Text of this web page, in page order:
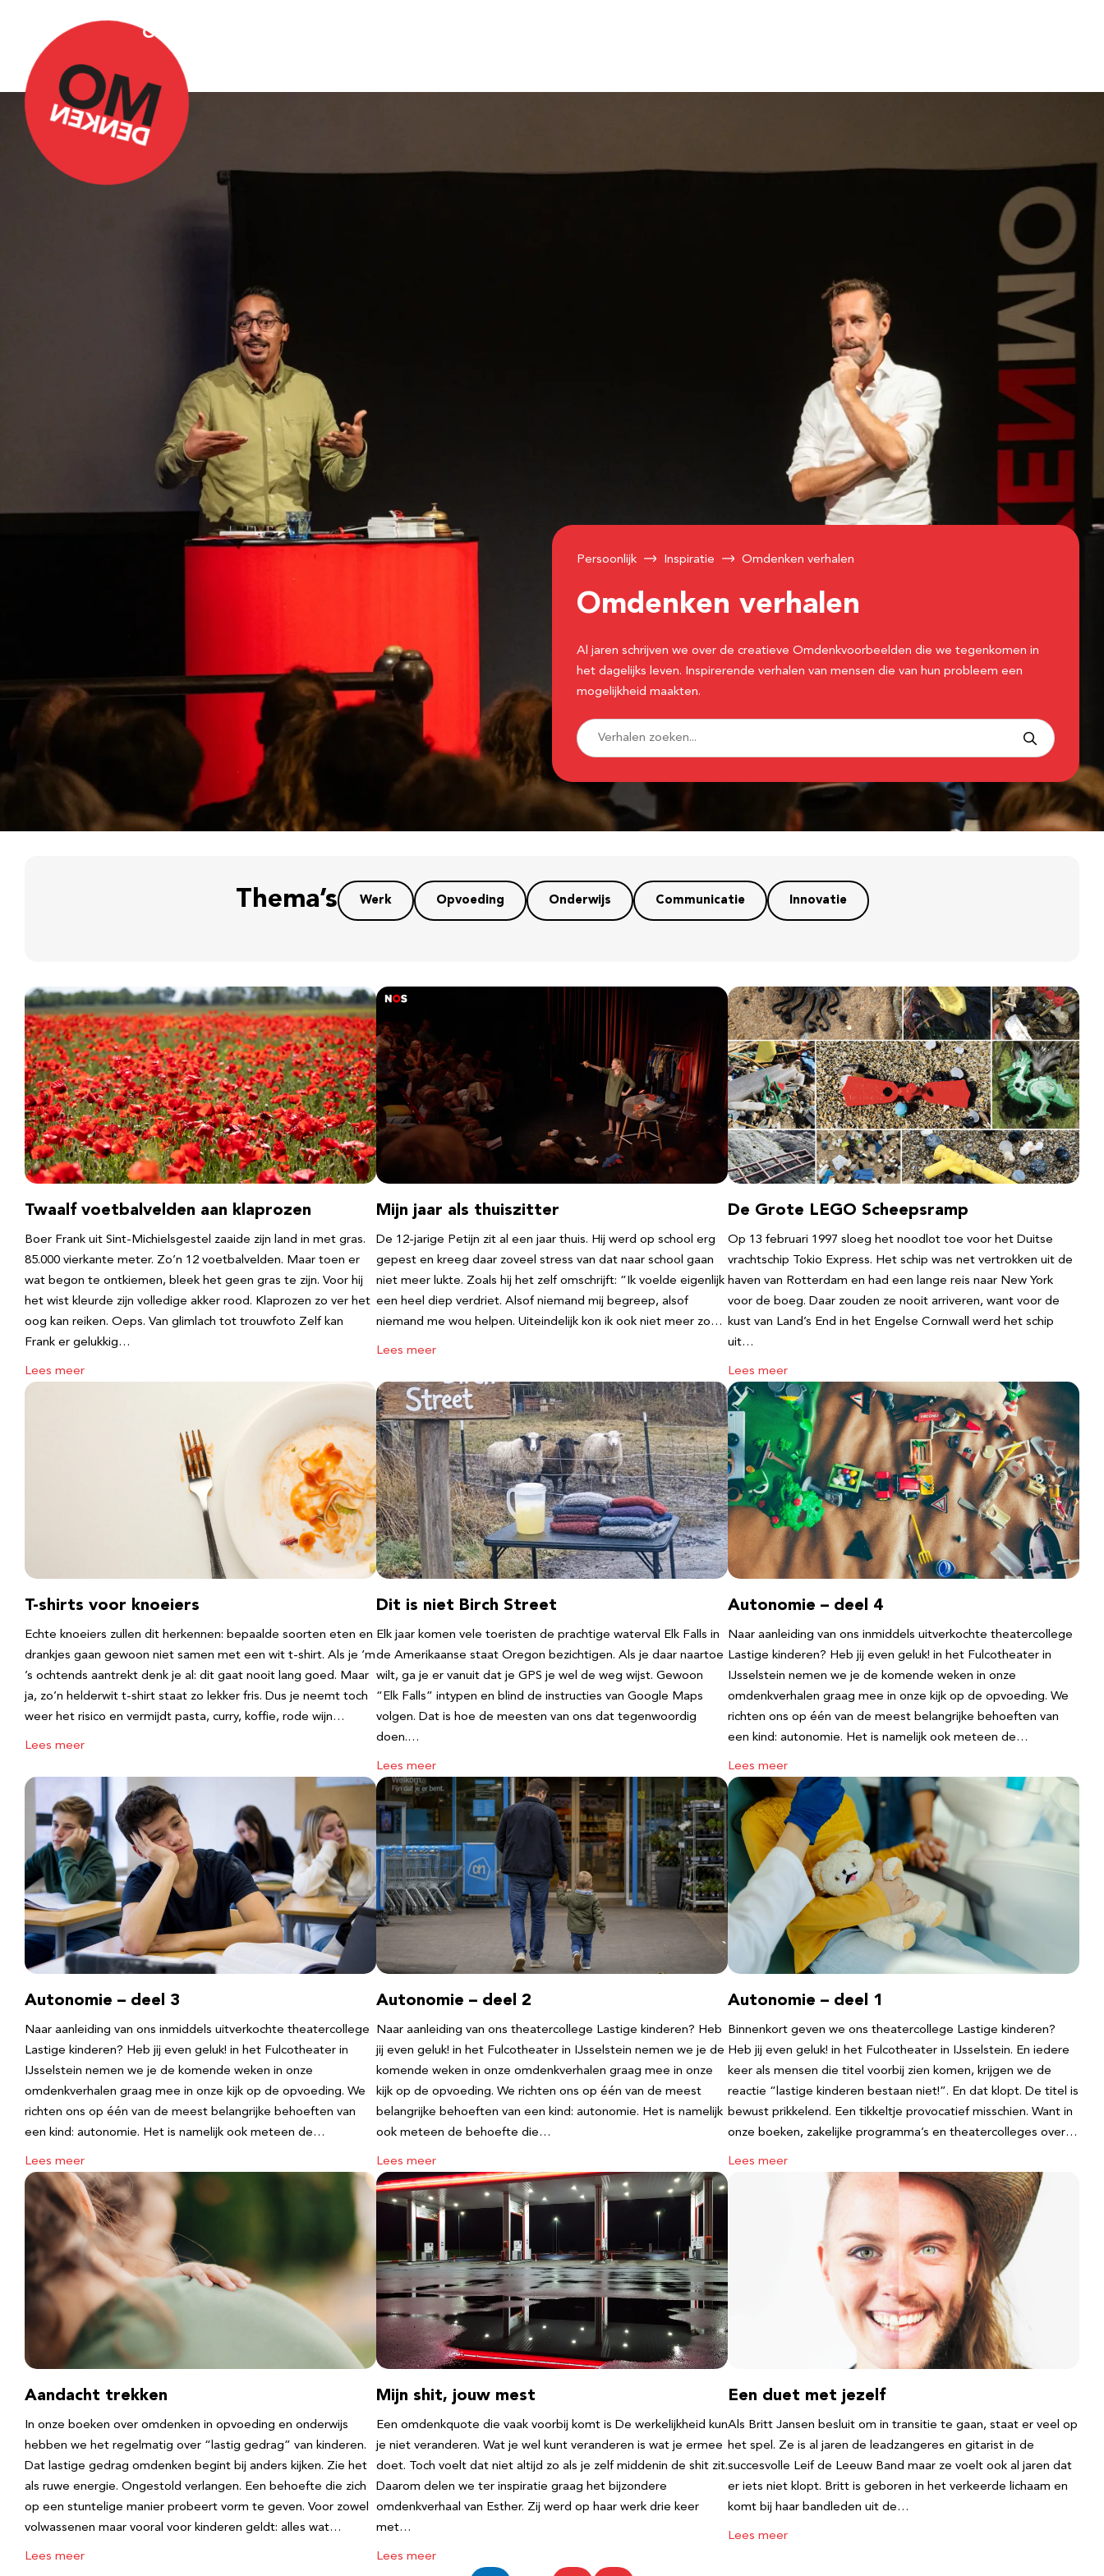
Over Omdenken
Persoonlijk Inspiratie Omdenken verhalen
Omdenken verhalen
Al jaren schrijven we over de creatieve Omdenkvoorbeelden die we tegenkomen in
het dagelijks leven. Inspirerende verhalen van mensen die van hun probleem een
mogelijkheid maakten.
Thema’s Werk Opvoeding Onderwijs Communicatie Innovatie
Twaalf voetbalvelden aan klaprozen
Boer Frank uit Sint-Michielsgestel zaaide zijn land in met gras.
85.000 vierkante meter. Zo’n 12 voetbalvelden. Maar toen er
wat begon te ontkiemen, bleek het geen gras te zijn. Voor hij
het wist kleurde zijn volledige akker rood. Klaprozen zo ver het
oog kan reiken. Oeps. Van glimlach tot trouwfoto Zelf kan
Frank er gelukkig…
Lees meer
Mijn jaar als thuiszitter
De 12-jarige Petijn zit al een jaar thuis. Hij werd op school erg
gepest en kreeg daar zoveel stress van dat naar school gaan
niet meer lukte. Zoals hij het zelf omschrijft: “Ik voelde eigenlijk
een heel diep verdriet. Alsof niemand mij begreep, alsof
niemand me wou helpen. Uiteindelijk kon ik ook niet meer zo…
Lees meer
De Grote LEGO Scheepsramp
Op 13 februari 1997 sloeg het noodlot toe voor het Duitse
vrachtschip Tokio Express. Het schip was net vertrokken uit de
haven van Rotterdam en had een lange reis naar New York
voor de boeg. Daar zouden ze nooit arriveren, want voor de
kust van Land’s End in het Engelse Cornwall werd het schip
uit…
Lees meer
T-shirts voor knoeiers
Echte knoeiers zullen dit herkennen: bepaalde soorten eten en
drankjes gaan gewoon niet samen met een wit t-shirt. Als je ‘m
’s ochtends aantrekt denk je al: dit gaat nooit lang goed. Maar
ja, zo’n helderwit t-shirt staat zo lekker fris. Dus je neemt toch
weer het risico en vermijdt pasta, curry, koffie, rode wijn…
Lees meer
Dit is niet Birch Street
Elk jaar komen vele toeristen de prachtige waterval Elk Falls in
de Amerikaanse staat Oregon bezichtigen. Als je daar naartoe
wilt, ga je er vanuit dat je GPS je wel de weg wijst. Gewoon
“Elk Falls” intypen en blind de instructies van Google Maps
volgen. Dat is hoe de meesten van ons dat tegenwoordig
doen.…
Lees meer
Autonomie – deel 4
Naar aanleiding van ons inmiddels uitverkochte theatercollege
Lastige kinderen? Heb jij even geluk! in het Fulcotheater in
IJsselstein nemen we je de komende weken in onze
omdenkverhalen graag mee in onze kijk op de opvoeding. We
richten ons op één van de meest belangrijke behoeften van
een kind: autonomie. Het is namelijk ook meteen de…
Lees meer
Autonomie – deel 3
Naar aanleiding van ons inmiddels uitverkochte theatercollege
Lastige kinderen? Heb jij even geluk! in het Fulcotheater in
IJsselstein nemen we je de komende weken in onze
omdenkverhalen graag mee in onze kijk op de opvoeding. We
richten ons op één van de meest belangrijke behoeften van
een kind: autonomie. Het is namelijk ook meteen de…
Lees meer
Autonomie – deel 2
Naar aanleiding van ons theatercollege Lastige kinderen? Heb
jij even geluk! in het Fulcotheater in IJsselstein nemen we je de
komende weken in onze omdenkverhalen graag mee in onze
kijk op de opvoeding. We richten ons op één van de meest
belangrijke behoeften van een kind: autonomie. Het is namelijk
ook meteen de behoefte die…
Lees meer
Autonomie – deel 1
Binnenkort geven we ons theatercollege Lastige kinderen?
Heb jij even geluk! in het Fulcotheater in IJsselstein. En iedere
keer als mensen die titel voorbij zien komen, krijgen we de
reactie “lastige kinderen bestaan niet!”. En dat klopt. De titel is
bewust prikkelend. Een tikkeltje provocatief misschien. Want in
onze boeken, zakelijke programma’s en theatercolleges over…
Lees meer
Aandacht trekken
In onze boeken over omdenken in opvoeding en onderwijs
hebben we het regelmatig over “lastig gedrag” van kinderen.
Dat lastige gedrag omdenken begint bij anders kijken. Zie het
als ruwe energie. Ongestold verlangen. Een behoefte die zich
op een stuntelige manier probeert vorm te geven. Voor zowel
volwassenen maar vooral voor kinderen geldt: alles wat…
Lees meer
Mijn shit, jouw mest
Een omdenkquote die vaak voorbij komt is De werkelijkheid kun
je niet veranderen. Wat je wel kunt veranderen is wat je ermee
doet. Toch voelt dat niet altijd zo als je zelf middenin de shit zit.
Daarom delen we ter inspiratie graag het bijzondere
omdenkverhaal van Esther. Zij werd op haar werk drie keer
met…
Lees meer
Een duet met jezelf
Als Britt Jansen besluit om in transitie te gaan, staat er veel op
het spel. Ze is al jaren de leadzangeres en gitarist in de
succesvolle Leif de Leeuw Band maar ze voelt ook al jaren dat
er iets niet klopt. Britt is geboren in het verkeerde lichaam en
komt bij haar bandleden uit de…
Lees meer